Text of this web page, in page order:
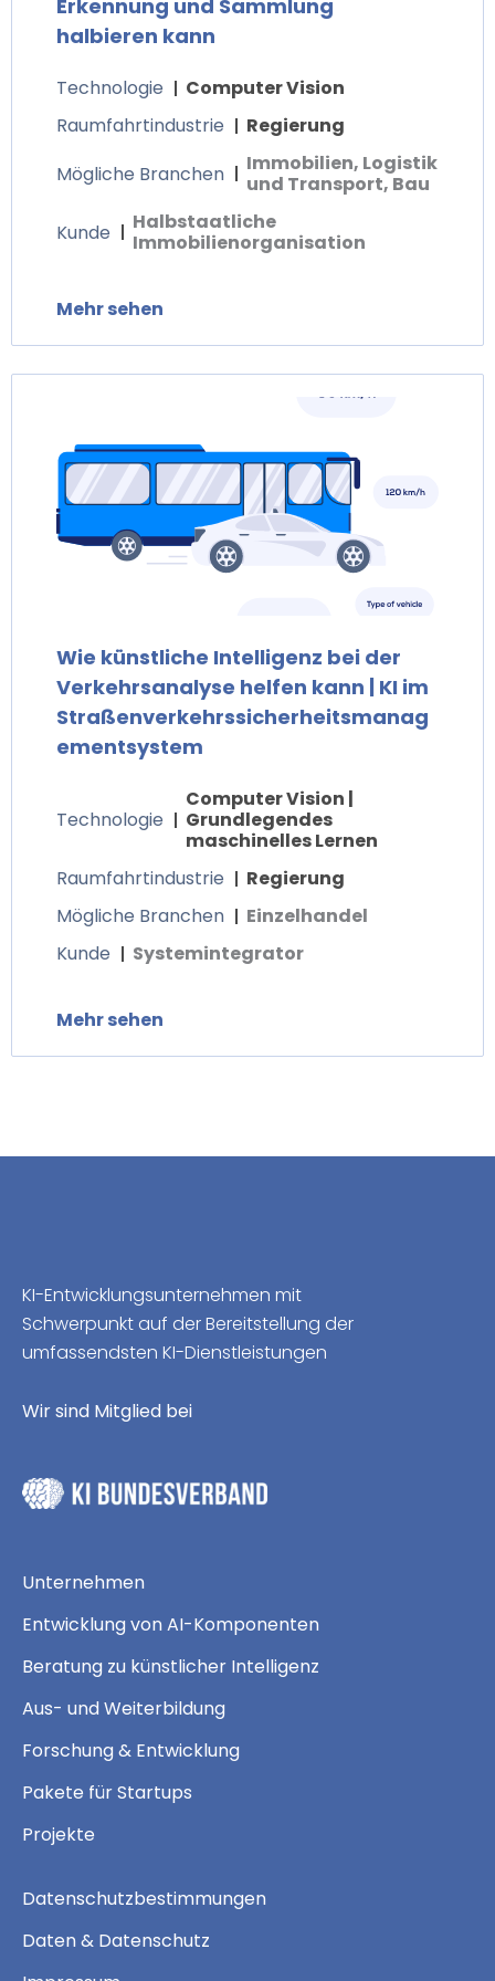
Erkennung und Sammlung
halbieren kann
Technologie
Computer Vision
Raumfahrtindustrie
Regierung
Mögliche Branchen
Immobilien, Logistik
und Transport, Bau
Kunde
Halbstaatliche
Immobilienorganisation
Mehr sehen
Wie künstliche Intelligenz bei der
Verkehrsanalyse helfen kann | KI im
Straßenverkehrssicherheitsmanag
ementsystem
Technologie
Computer Vision |
Grundlegendes
maschinelles Lernen
Raumfahrtindustrie
Regierung
Mögliche Branchen
Einzelhandel
Kunde
Systemintegrator
Mehr sehen
KI-Entwicklungsunternehmen mit
Schwerpunkt auf der Bereitstellung der
umfassendsten KI-Dienstleistungen
Wir sind Mitglied bei
Unternehmen
Entwicklung von AI-Komponenten
Beratung zu künstlicher Intelligenz
Aus- und Weiterbildung
Forschung & Entwicklung
Pakete für Startups
Projekte
Datenschutzbestimmungen
Daten & Datenschutz